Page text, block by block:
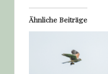
Ähnliche Beiträge